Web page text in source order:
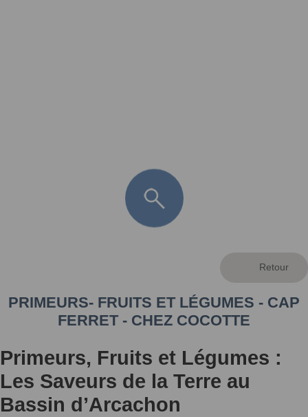
PRIMEURS- FRUITS ET LÉGUMES - CAP
FERRET - CHEZ COCOTTE
Primeurs, Fruits et Légumes :
Les Saveurs de la Terre au
Bassin d’Arcachon